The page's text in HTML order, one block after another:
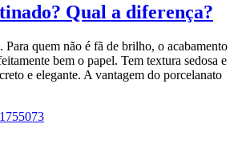
Qual a diferença?
Para quem não é fã de brilho, o acabamento
bem o papel. Tem textura sedosa e
e elegante. A vantagem do porcelanato